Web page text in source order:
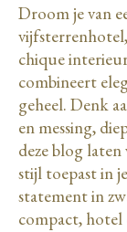
Droom je van
chique
combineert
geheel. Denk
en messing,
deze blog laten
stijl toepast in
statement in
compact, hotel